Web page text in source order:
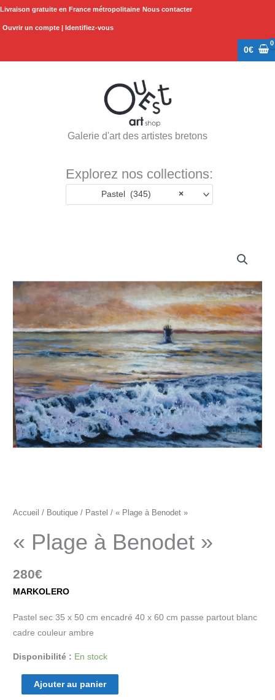
Aller
Livraison gratuite en France métropolitaine Nous contacter
Ouvrir un compte | Identifiez-vous
0€
Galerie d'art des artistes bretons
Explorez nos collections:
×
Pastel (345)
Accueil / Boutique / Pastel / « Plage à Benodet »
« Plage à Benodet »
280€
MARKOLERO
Pastel sec 35 x 50 cm encadré 40 x 60 cm passe partout blanc
cadre couleur ambre
Disponibilité : En stock
Benodet"
Ajouter au panier